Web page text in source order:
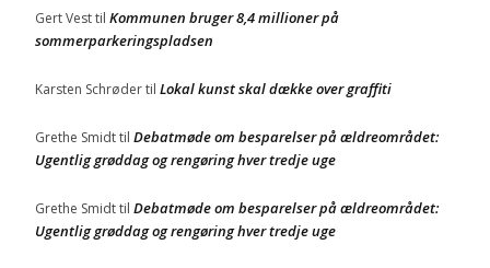
Gert Vesttil Kommunen bruger 8,4 millioner på
sommerparkeringspladsen
Karsten Schrødertil Lokal kunst skal dække over graffiti
Grethe Smidttil Debatmøde om besparelser på ældreområdet:
Ugentlig grøddag og rengøring hver tredje uge
Grethe Smidttil Debatmøde om besparelser på ældreområdet:
Ugentlig grøddag og rengøring hver tredje uge